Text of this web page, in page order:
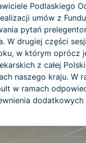
Podlaskiego
umów z
pytań
W drugiej części
w którym oprócz
z całej
naszego kraju. W
w ramach
dodatkowych